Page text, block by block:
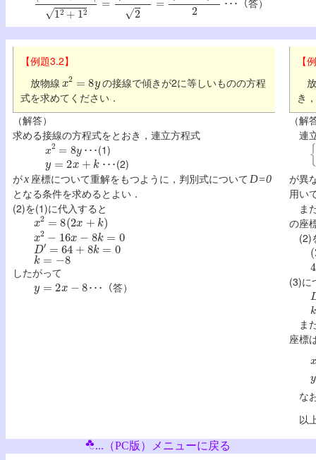
･･･（答）
【例題3.2】
放物線
2
の接線で傾きが2に等しいものの方程
式を求めてください．
（解答）
求める接線の方程式をとおき，連立方程式
x2=8y ･･･(1)
y= 2x +k
･･･(2)
がx 座標について重解をもつように，判別式について D=0
となる条件を求めるとよい．
(2)を(1)に代入すると
x2=8(2x+k )
x2 −16x−8 k=0
D′=64+8 k= 0
k= −8
したがって
y=2 x− ･･･（答）
【
き
（解
連
が異
用い
ま
の座
(2)(
4
(3)に
k
ま
座標
y
な
以
...（PC版）メニューに戻る